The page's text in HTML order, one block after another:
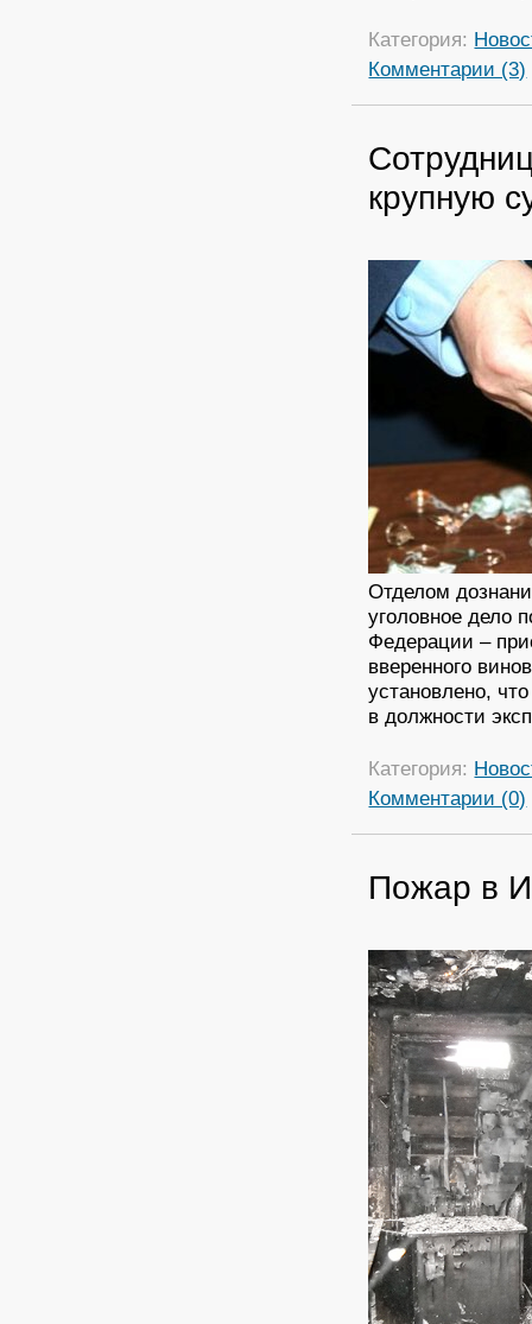
Категория:
Комментарии (3)
крупную
Отделом
уголовное дело
Федерации –
вверенного
установлено,
в должности
Категория:
Комментарии (0)
Пожар в